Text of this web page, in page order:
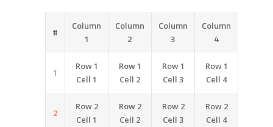
#
Column
1
Column
2
Column
3
Column
4
1
Row 1
Cell 1
Row 1
Cell 2
Row 1
Cell 3
Row 1
Cell 4
2
Row 2
Cell 1
Row 2
Cell 2
Row 2
Cell 3
Row 2
Cell 4